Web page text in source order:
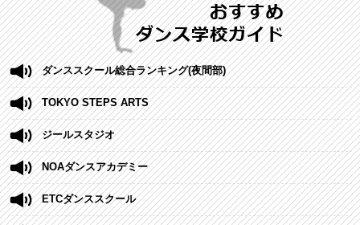
ダンススクール総合ランキング(夜間部)
TOKYO STEPS ARTS
ジールスタジオ
NOAダンスアカデミー
ETCダンススクール